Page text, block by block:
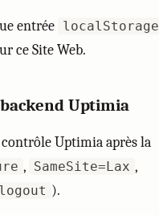
entrée localStorage
ce Site Web.
Uptimia
contrôle Uptimia après la
, SameSite=Lax ,
).